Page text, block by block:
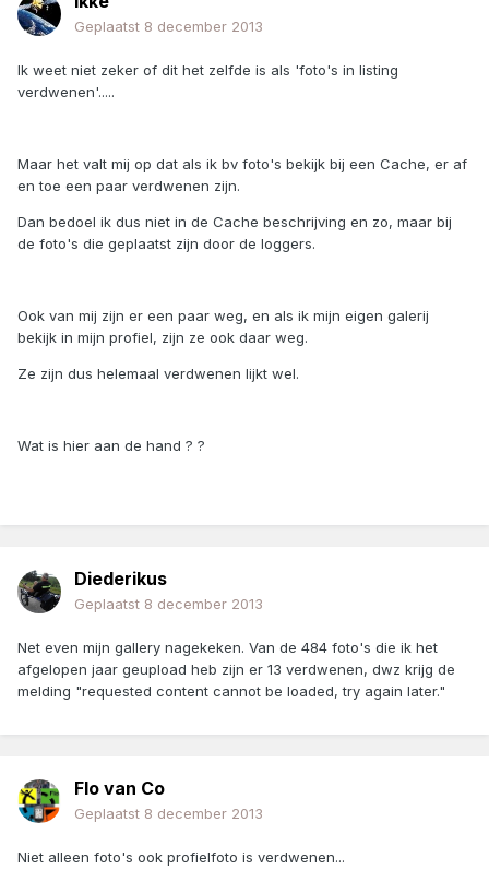
Geplaatst 8 december 2013
Ik weet niet zeker of dit het zelfde is als 'foto's in listing
verdwenen'.....
Maar het valt mij op dat als ik bv foto's bekijk bij een Cache, er af
en toe een paar verdwenen zijn.
Dan bedoel ik dus niet in de Cache beschrijving en zo, maar bij
de foto's die geplaatst zijn door de loggers.
Ook van mij zijn er een paar weg, en als ik mijn eigen galerij
bekijk in mijn profiel, zijn ze ook daar weg.
Ze zijn dus helemaal verdwenen lijkt wel.
Wat is hier aan de hand ? ?
Diederikus
Geplaatst 8 december 2013
Net even mijn gallery nagekeken. Van de 484 foto's die ik het
afgelopen jaar geupload heb zijn er 13 verdwenen, dwz krijg de
melding "requested content cannot be loaded, try again later."
Flo van Co
Geplaatst 8 december 2013
Niet alleen foto's ook profielfoto is verdwenen...